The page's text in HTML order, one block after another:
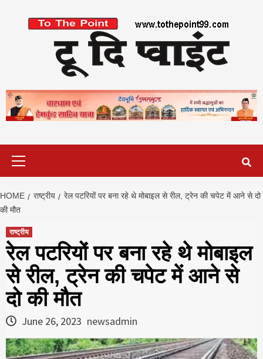
HOME राष्ट्रीय
रेल पटरियों पर बना रहे थे मोबाइल से रील, ट्रेन की चपेट में आने से दो
की मौत
राष्ट्रीय
रेल पटरियों पर बना रहे थे मोबाइल
से रील, ट्रेन की चपेट में आने से
दो की मौत
June 26, 2023 newsadmin